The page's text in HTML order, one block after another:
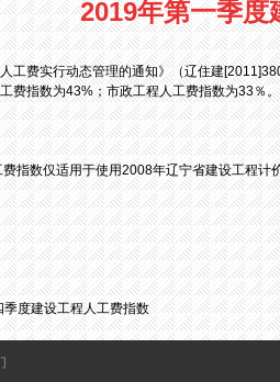
2019年第一季度
工费实行动态管理的通知》（辽住建
费指数为43%；市政工程人工费指数为33％。
指数仅适用于使用2008年辽宁省建设工程计
度建设工程人工费指数